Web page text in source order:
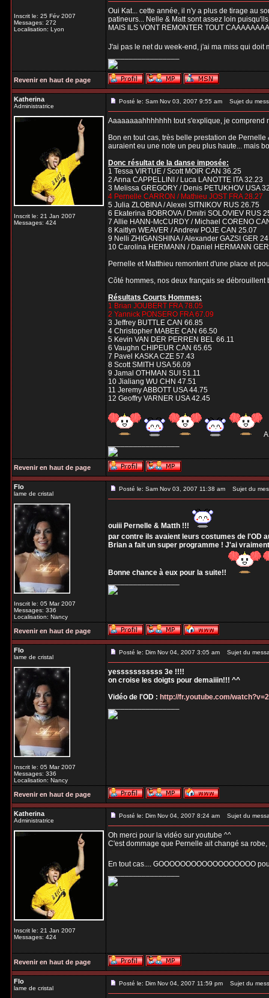
Inscrit le: 25 Fév 2007
Messages: 272
Localisation: Lyon
Oui Kat... cette année, il n'y a plus de tirage au
patineurs... Nelle & Matt sont assez loin
MAIS ILS VONT REMONTER TOUT
J'ai pas le net du week-end, j'ai ma miss qui
_________________
Revenir en haut de page
Katherina
Administratrice
Inscrit le: 21 Jan 2007
Messages: 424
Posté le: Sam Nov 03, 2007 9:55 am Sujet du
Aaaaaaaahhhhhhh tout s'explique, je comprend
Bon en tout cas, très belle prestation de
auraient eu une note un peu plus haute... mais
Donc résultat de la danse imposée:
1 Tessa VIRTUE / Scott MOIR CAN 36.25
2 Anna CAPPELLINI / Luca LANOTTE ITA 32.23
3 Melissa GREGORY / Denis PETUKHOV USA
4 Pernelle CARRON / Mathieu JOST FRA 28.27
5 Julia ZLOBINA / Alexei SITNIKOV RUS 26.75
6 Ekaterina BOBROVA / Dmitri SOLOVIEV RUS
7 Allie HANN-McCURDY / Michael CORENO
8 Kaitlyn WEAVER / Andrew POJE CAN 25.07
9 Nelli ZHIGANSHINA / Alexander GAZSI GER
10 Carolina HERMANN / Daniel HERMANN
Pernelle et Matthieu remontent d'une place et
Côté hommes, nos deux français se
Résultats Courts Hommes:
1 Brian JOUBERT FRA 78.05
2 Yannick PONSERO FRA 67.09
3 Jeffrey BUTTLE CAN 66.85
4 Christopher MABEE CAN 66.50
5 Kevin VAN DER PERREN BEL 66.11
6 Vaughn CHIPEUR CAN 65.65
7 Pavel KASKA CZE 57.43
8 Scott SMITH USA 56.09
9 Jamal OTHMAN SUI 51.11
10 Jialiang WU CHN 47.51
11 Jeremy ABBOTT USA 44.75
12 Geoffry VARNER USA 42.45
_________________
Revenir en haut de page
Flo
lame de cristal
Inscrit le: 05 Mar 2007
Messages: 336
Localisation: Nancy
Posté le: Sam Nov 03, 2007 11:38 am Sujet du
ouiii Pernelle & Matth !!!
par contre ils avaient leurs costumes de l'OD
Brian a fait un super programme ! J'ai
Bonne chance à eux pour la suite!!
_________________
Revenir en haut de page
Flo
lame de cristal
Inscrit le: 05 Mar 2007
Messages: 336
Localisation: Nancy
Posté le: Dim Nov 04, 2007 3:05 am Sujet du
yesssssssssss 3e !!!!
on croise les doigts pour demaiiin!!! ^^
Vidéo de l'OD :http://fr.youtube.com/
_________________
Revenir en haut de page
Katherina
Administratrice
Inscrit le: 21 Jan 2007
Messages: 424
Posté le: Dim Nov 04, 2007 8:24 am Sujet du
Oh merci pour la vidéo sur youtube ^^
C'est dommage que Pernelle ait changé sa
En tout cas.... GOOOOOOOOOOOOOOOOOO
_________________
Revenir en haut de page
Flo
lame de cristal
Posté le: Dim Nov 04, 2007 11:59 pm Sujet du